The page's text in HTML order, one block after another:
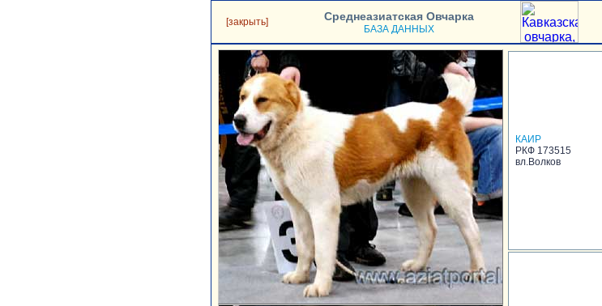
[закрыть] Среднеазиатская Овчарка
БАЗА ДАННЫХ
КАИР
РКФ 173515
вл.Волков